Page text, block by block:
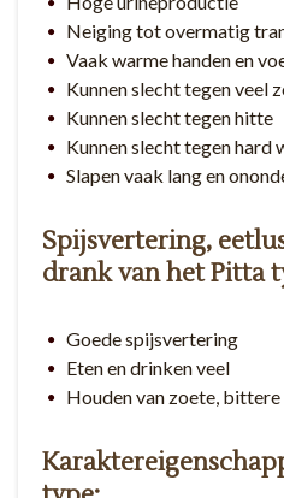
Neiging tot overmatig
Vaak warme handen en
Kunnen slecht tegen veel
Kunnen slecht tegen hitte
Kunnen slecht tegen hard
Slapen vaak lang en
Spijsvertering,
drank van het Pitta
Goede spijsvertering
Eten en drinken veel
Houden van zoete, bittere